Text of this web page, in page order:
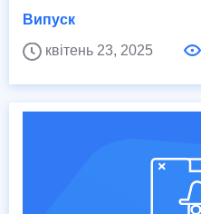
Випуск
квітень 23, 2025